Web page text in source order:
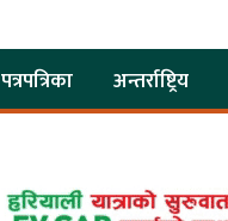
पत्रपत्रिका अन्तर्राष्ट्रिय